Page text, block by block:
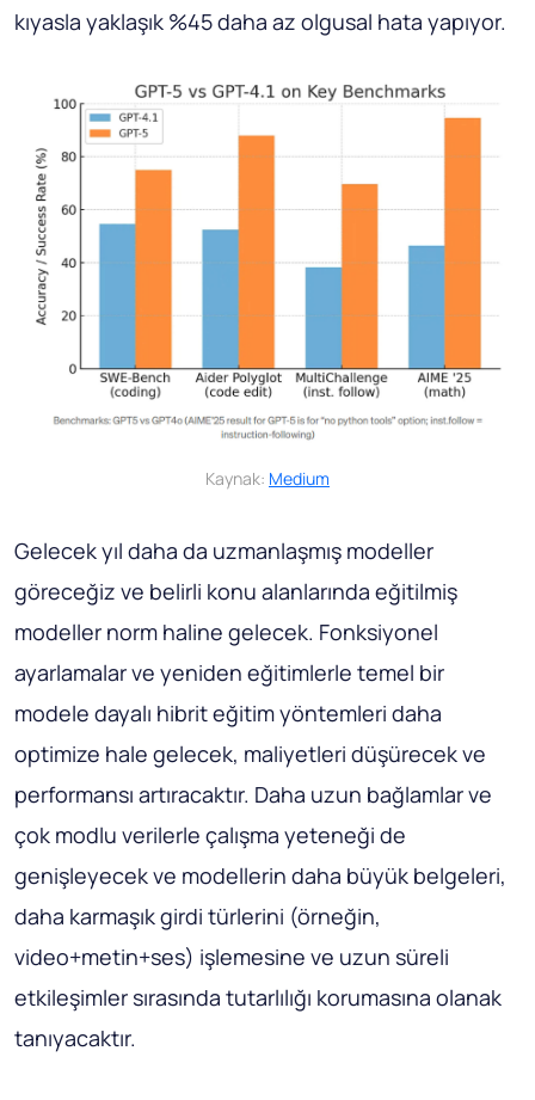
kıyasla yaklaşık %45 daha az olgusal hata yapıyor.
Kaynak: Medium
Gelecek yıl daha da uzmanlaşmış modeller
göreceğiz ve belirli konu alanlarında eğitilmiş
modeller norm haline gelecek. Fonksiyonel
ayarlamalar ve yeniden eğitimlerle temel bir
modele dayalı hibrit eğitim yöntemleri daha
optimize hale gelecek, maliyetleri düşürecek ve
performansı artıracaktır. Daha uzun bağlamlar ve
çok modlu verilerle çalışma yeteneği de
genişleyecek ve modellerin daha büyük belgeleri,
daha karmaşık girdi türlerini (örneğin,
video+metin+ses) işlemesine ve uzun süreli
etkileşimler sırasında tutarlılığı korumasına olanak
tanıyacaktır.